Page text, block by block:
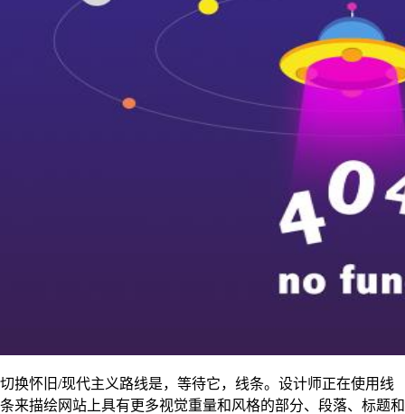
切换怀旧/现代主义路线是，等待它，线条。设计师正在使用线
条来描绘网站上具有更多视觉重量和风格的部分、段落、标题和